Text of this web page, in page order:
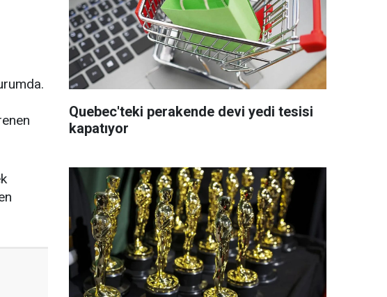
Quebec'teki perakende devi yedi tesisi
kapatıyor